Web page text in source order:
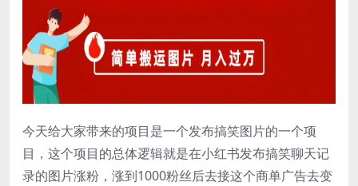
今天给大家带来的项目是一个发布搞笑图片的一个项
目，这个项目的总体逻辑就是在小红书发布搞笑聊天记
录的图片涨粉，涨到1000粉丝后去接这个商单广告去变